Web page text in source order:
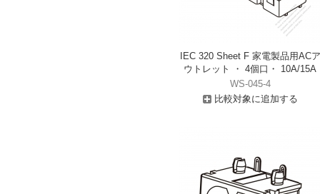
IEC 320 Sheet F 家電製品用ACア
ウトレット ・ 4個口・ 10A/15A
WS-045-4
比較対象に追加する